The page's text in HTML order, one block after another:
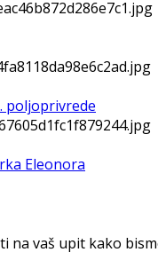
poljoprivrede
Eleonora
na vaš upit kako